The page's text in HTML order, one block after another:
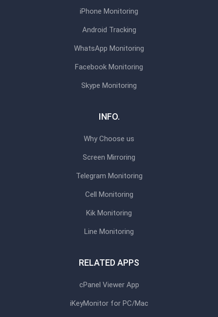
iPhone Monitoring
Android Tracking
WhatsApp Monitoring
Facebook Monitoring
Skype Monitoring
INFO.
Why Choose us
Screen Mirroring
Telegram Monitoring
Cell Monitoring
Kik Monitoring
Line Monitoring
RELATED APPS
cPanel Viewer App
iKeyMonitor for PC/Mac